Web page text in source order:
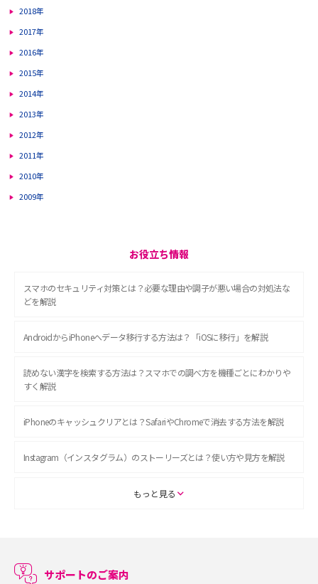
2018年
2017年
2016年
2015年
2014年
2013年
2012年
2011年
2010年
2009年
お役立ち情報
スマホのセキュリティ対策とは？必要な理由や調子が悪い場合の対処法な
どを解説
AndroidからiPhoneへデータ移行する方法は？「iOSに移行」を解説
読めない漢字を検索する方法は？スマホでの調べ方を機種ごとにわかりや
すく解説
iPhoneのキャッシュクリアとは？SafariやChromeで消去する方法を解説
Instagram（インスタグラム）のストーリーズとは？使い方や見方を解説
ASMRとは？初心者向けの代表ジャンルや楽しみ方を解説
LINEで友だちを削除する方法は？方法ごとの影響や復活・復元する方法も
もっと見る
サポートのご案内